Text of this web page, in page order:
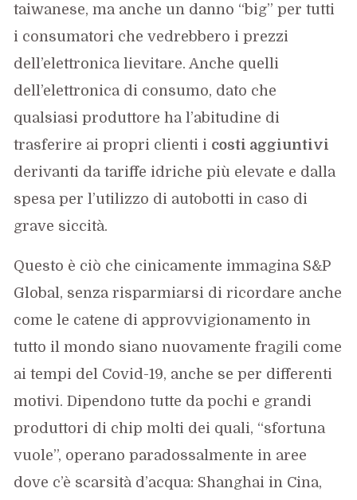
taiwanese, ma anche un danno “big” per tutti
i consumatori che vedrebbero i prezzi
dell’elettronica lievitare. Anche quelli
dell’elettronica di consumo, dato che
qualsiasi produttore ha l’abitudine di
trasferire ai propri clienti i costi aggiuntivi
derivanti da tariffe idriche più elevate e dalla
spesa per l’utilizzo di autobotti in caso di
grave siccità.
Questo è ciò che cinicamente immagina S&P
Global, senza risparmiarsi di ricordare anche
come le catene di approvvigionamento in
tutto il mondo siano nuovamente fragili come
ai tempi del Covid-19, anche se per differenti
motivi. Dipendono tutte da pochi e grandi
produttori di chip molti dei quali, “sfortuna
vuole”, operano paradossalmente in aree
dove c’è scarsità d’acqua: Shanghai in Cina,